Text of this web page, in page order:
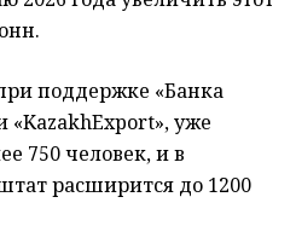
поддержке «Банка
«KazakhExport», уже
750 человек, и в
расширится до 1200